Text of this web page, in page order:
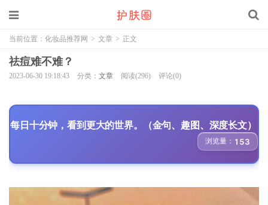
当前位置： 化妆品推荐网 > 文章 > 正文
祛痘难不难？
2023-06-30 19:18:43 分类： 文章 阅读(296) 评论(0)
每日十分钟，看到更大的世界。（金句、趣图、深度长文）
浏览量： 153